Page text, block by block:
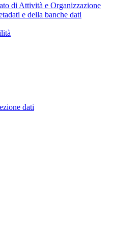
di Attività e Organizzazione
e della banche dati
dati